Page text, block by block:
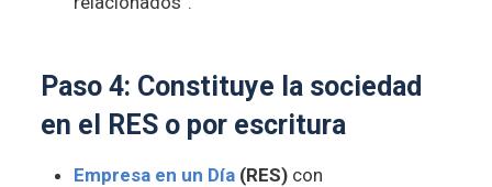
Paso 4: Constituye la sociedad
en el
RESo por escritura
Empresa en un Día(RES)con